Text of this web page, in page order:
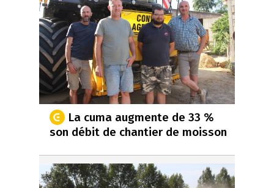
La cuma augmente de 33 %
son débit de chantier de moisson